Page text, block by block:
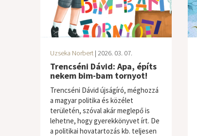
Uzseka Norbert| 2026. 03. 07.
Trencséni Dávid: Apa, építs
nekem bim-bam tornyot!
Trencséni Dávid újságíró, méghozzá
a magyar politika és közélet
területén, szóval akár meglepő is
lehetne, hogy gyerekkönyvet írt. De
a politikai hovatartozás kb. teljesen